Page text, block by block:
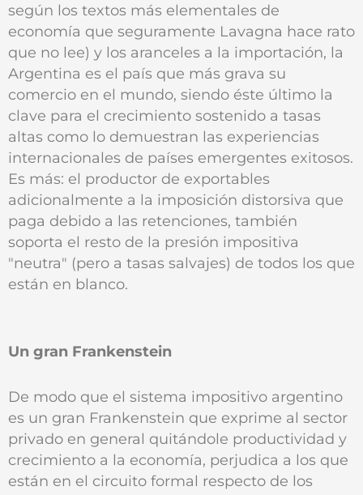
según los textos más elementales de
economía que seguramente Lavagna hace rato
que no lee) y los aranceles a la importación, la
Argentina es el país que más grava su
comercio en el mundo, siendo éste último la
clave para el crecimiento sostenido a tasas
altas como lo demuestran las experiencias
internacionales de países emergentes exitosos.
Es más: el productor de exportables
adicionalmente a la imposición distorsiva que
paga debido a las retenciones, también
soporta el resto de la presión impositiva
"neutra" (pero a tasas salvajes) de todos los que
están en blanco.
Un gran Frankenstein
De modo que el sistema impositivo argentino
es un gran Frankenstein que exprime al sector
privado en general quitándole productividad y
crecimiento a la economía, perjudica a los que
están en el circuito formal respecto de los